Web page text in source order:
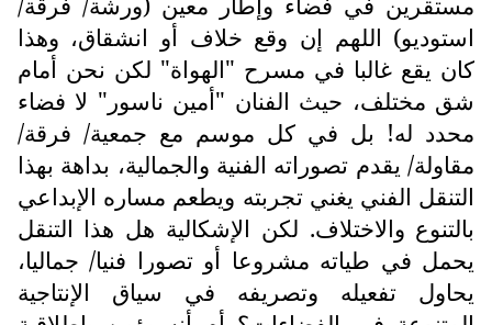
استوديو) اللهم إن وقع خلاف أو انشقاق، وهذا
كان يقع غالبا في مسرح "الهواة" لكن نحن أمام
شق مختلف، حيث الفنان "أمين ناسور" لا فضاء
محدد له! بل في كل موسم مع جمعية/ فرقة/
مقاولة/ يقدم تصوراته الفنية والجمالية، بداهة بهذا
التنقل الفني يغني تجربته ويطعم مساره الإبداعي
بالتنوع والاختلاف. لكن الإشكالية هل هذا التنقل
يحمل في طياته مشروعا أو تصورا فنيا/ جماليا،
يحاول تفعيله وتصريفه في سياق الإنتاجية